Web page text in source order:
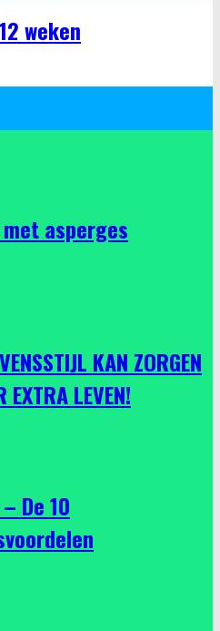
weken
asperges
KAN ZORGEN
EXTRA LEVEN!
De 10